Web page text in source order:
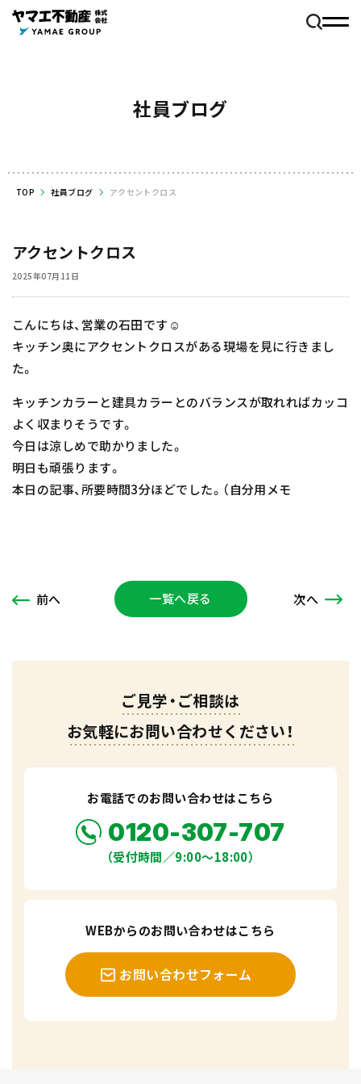
社員ブログ
TOP 社員ブログ アクセントクロス
アクセントクロス
2025年07月11日
こんにちは、営業の石田です☺️
キッチン奥にアクセントクロスがある現場を見に行きまし
た。
キッチンカラーと建具カラーとのバランスが取れればカッコ
よく収まりそうです。
今日は涼しめで助かりました。
明日も頑張ります。
本日の記事、所要時間3分ほどでした。（自分用メモ
前へ 一覧へ戻る 次へ
ご見学・ご相談は
お気軽にお問い合わせください！
お電話でのお問い合わせはこちら
0120-307-707
（受付時間／9:00〜18:00）
WEBからのお問い合わせはこちら
お問い合わせフォーム